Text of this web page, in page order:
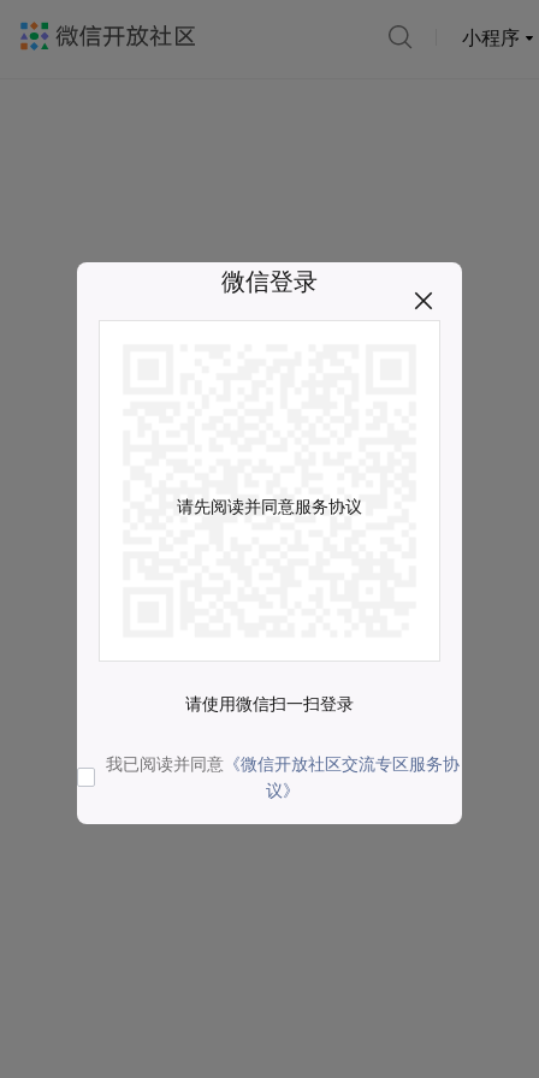
小程序
微信登录
请先阅读并同意服务协议
请使用微信扫一扫登录
我已阅读并同意 《微信开放社区交流专区服务协
议》